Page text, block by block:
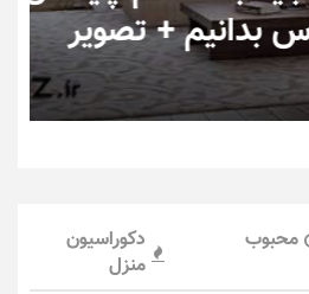
بدانیم + تصویر
محبوب
دکوراسیون
منزل